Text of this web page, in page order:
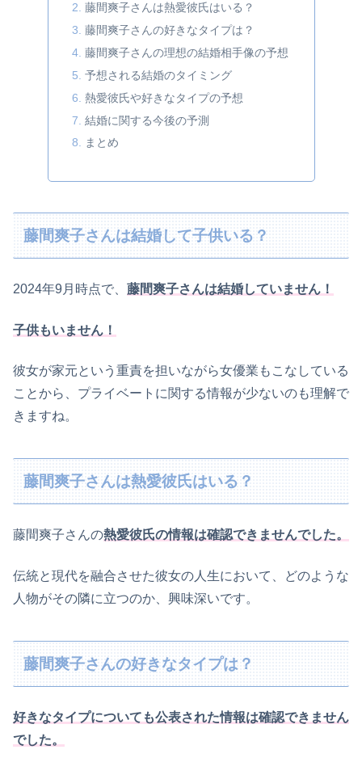
藤間爽子さんは熱愛彼氏はいる？
藤間爽子さんの好きなタイプは？
藤間爽子さんの理想の結婚相手像の予想
予想される結婚のタイミング
熱愛彼氏や好きなタイプの予想
結婚に関する今後の予測
まとめ
藤間爽子さんは結婚して子供いる？
2024年9月時点で、 藤間爽子さんは結婚していません！
子供もいません！
彼女が家元という重責を担いながら女優業もこなしている
ことから、プライベートに関する情報が少ないのも理解で
きますね。
藤間爽子さんは熱愛彼氏はいる？
藤間爽子さんの熱愛彼氏の情報は確認できませんでした。
伝統と現代を融合させた彼女の人生において、どのような
人物がその隣に立つのか、興味深いです。
藤間爽子さんの好きなタイプは？
好きなタイプについても公表された情報は確認できません
でした。